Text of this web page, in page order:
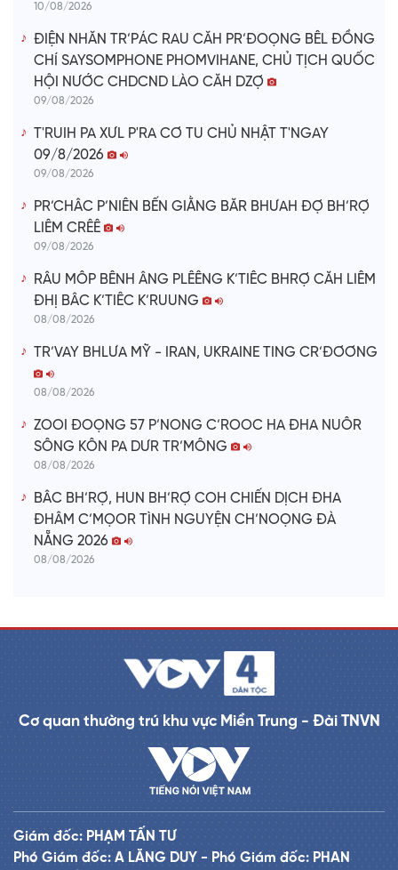
10/08/2026
ĐIỆN NHĂN TR’PÁC RAU CĂH PR’ĐOỌNG BÊL ĐỒNG
CHÍ SAYSOMPHONE PHOMVIHANE, CHỦ TỊCH QUỐC
HỘI NƯỚC CHDCND LÀO CĂH DZỢ
09/08/2026
T'RUIH PA XƯL P'RA CƠ TU CHỦ NHẬT T'NGAY
09/8/2026
09/08/2026
PR’CHÂC P’NIÊN BẾN GIẰNG BĂR BHƯAH ĐỢ BH’RỢ
LIÊM CRÊÊ
09/08/2026
RÂU MÔP BÊNH ÂNG PLÊÊNG K’TIÊC BHRỢ CĂH LIÊM
ĐHỊ BÂC K’TIÊC K’RUUNG
08/08/2026
TR’VAY BHLƯA MỸ - IRAN, UKRAINE TING CR’ĐƠƠNG
08/08/2026
ZOOI ĐOỌNG 57 P’NONG C’ROOC HA ĐHA NUÔR
SÔNG KÔN PA DƯR TR’MÔNG
08/08/2026
BÂC BH’RỢ, HUN BH’RỢ COH CHIẾN DỊCH ĐHA
ĐHÂM C’MỌOR TÌNH NGUYỆN CH’NOỌNG ĐÀ
NẴNG 2026
08/08/2026
Cơ quan thường trú khu vực Miền Trung - Đài TNVN
Giám đốc: PHẠM TẤN TƯ
Phó Giám đốc: A LĂNG DUY - Phó Giám đốc: PHAN